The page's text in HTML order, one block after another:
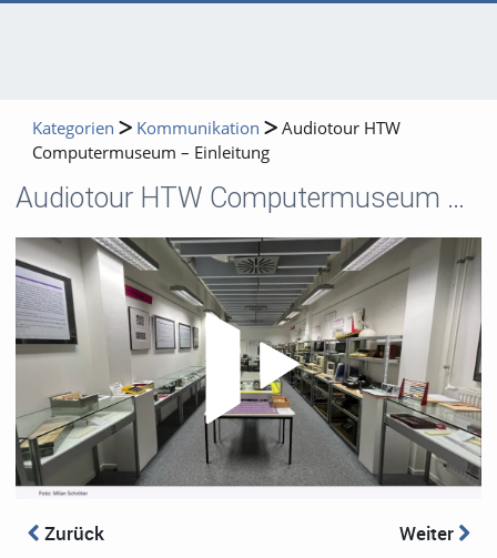
Kategorien Kommunikation
Audiotour HTW
Computermuseum – Einleitung
Audiotour HTW Computermuseum – Einleitung
Zurück Weiter